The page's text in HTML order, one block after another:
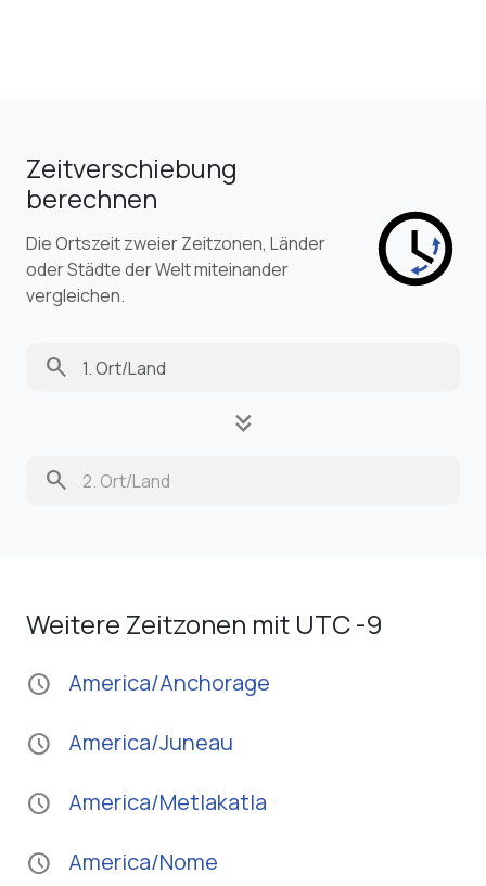
Zeitverschiebung
berechnen
Die Ortszeit zweier Zeitzonen, Länder
oder Städte der Welt miteinander
vergleichen.
search
keyboard_double_arrow_down
search
Weitere Zeitzonen mit UTC -9
schedule America/Anchorage
schedule America/Juneau
schedule America/Metlakatla
schedule America/Nome